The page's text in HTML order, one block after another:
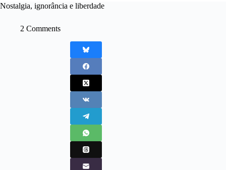
Nostalgia, ignorância e liberdade
2 Comments